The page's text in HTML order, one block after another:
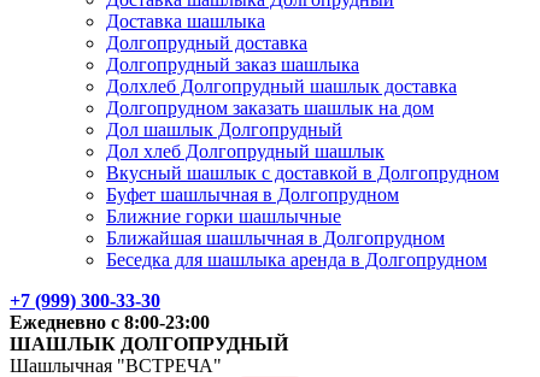
Доставка шашлыка
Долгопрудный доставка
Долгопрудный заказ шашлыка
Долхлеб Долгопрудный шашлык доставка
Долгопрудном заказать шашлык на дом
Дол шашлык Долгопрудный
Дол хлеб Долгопрудный шашлык
Вкусный шашлык с доставкой в Долгопрудном
Буфет шашлычная в Долгопрудном
Ближние горки шашлычные
Ближайшая шашлычная в Долгопрудном
Беседка для шашлыка аренда в Долгопрудном
+7 (999) 300-33-30
Ежедневно с 8:00-23:00
ШАШЛЫК ДОЛГОПРУДНЫЙ
Шашлычная "ВСТРЕЧА"